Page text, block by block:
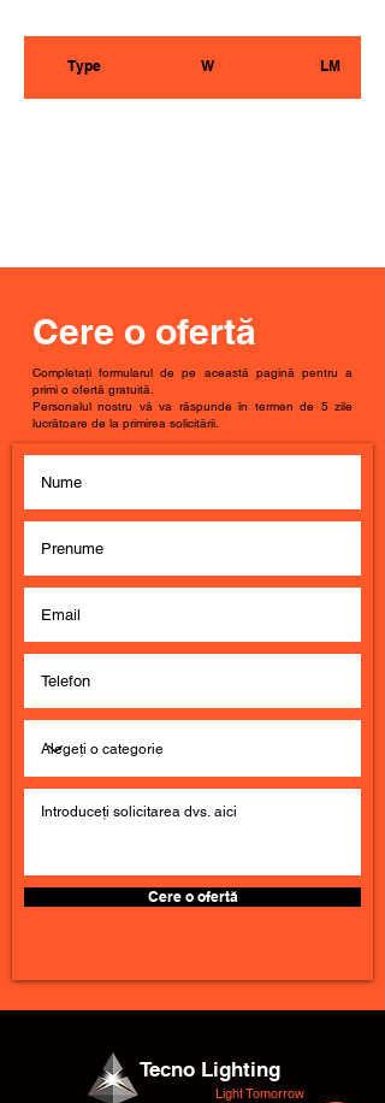
Type W LM
Cere o ofertă
Completați formularul de pe această pagină pentru a
primi o ofertă gratuită.
Personalul nostru vă va răspunde în termen de 5 zile
lucrătoare de la primirea solicitării.
Cere o ofertă
Tecno Lighting
Light Tomorrow